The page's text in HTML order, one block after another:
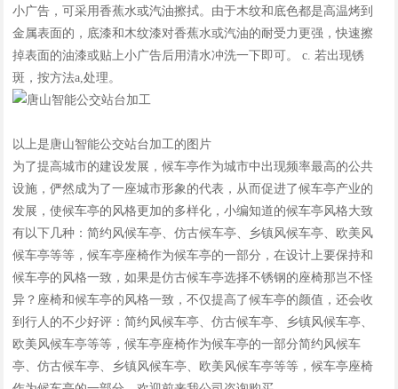
小广告，可采用香蕉水或汽油擦拭。由于木纹和底色都是高温烤到
金属表面的，底漆和木纹漆对香蕉水或汽油的耐受力更强，快速擦
掉表面的油漆或贴上小广告后用清水冲洗一下即可。 c. 若出现锈
斑，按方法a,处理。
以上是唐山智能公交站台加工的图片
为了提高城市的建设发展，候车亭作为城市中出现频率最高的公共
设施，俨然成为了一座城市形象的代表，从而促进了候车亭产业的
发展，使候车亭的风格更加的多样化，小编知道的候车亭风格大致
有以下几种：简约风候车亭、仿古候车亭、乡镇风候车亭、欧美风
候车亭等等，候车亭座椅作为候车亭的一部分，在设计上要保持和
候车亭的风格一致，如果是仿古候车亭选择不锈钢的座椅那岂不怪
异？座椅和候车亭的风格一致，不仅提高了候车亭的颜值，还会收
到行人的不少好评：简约风候车亭、仿古候车亭、乡镇风候车亭、
欧美风候车亭等等，候车亭座椅作为候车亭的一部分简约风候车
亭、仿古候车亭、乡镇风候车亭、欧美风候车亭等等，候车亭座椅